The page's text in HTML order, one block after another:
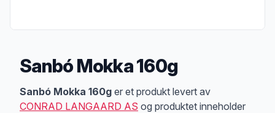
Sanbó Mokka 160g
Produktbeskrivelse
Sanbó Mokka 160g er et produkt levert av
CONRAD LANGAARD AS og produktet inneholder